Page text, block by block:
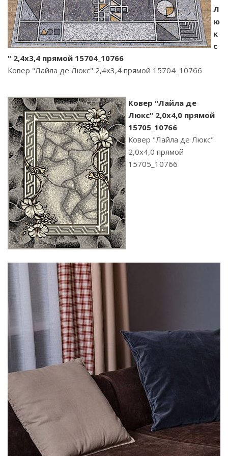
Л
ю
к
с
" 2,4х3,4 прямой 15704_10766
Ковер "Лайла де Люкс" 2,4х3,4 прямой 15704_10766
Ковер "Лайла де
Люкс" 2,0х4,0 прямой
15705_10766
Ковер "Лайла де Люкс"
2,0х4,0 прямой
15705_10766